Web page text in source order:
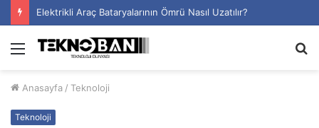
Elektrikli Araç Bataryalarının Ömrü Nasıl Uzatılır?
Menü
Anasayfa / Teknoloji
Teknoloji